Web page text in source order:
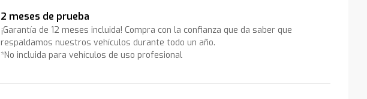
2 meses de prueba
¡Garantía de 12 meses incluida! Compra con la confianza que da saber que
respaldamos nuestros vehículos durante todo un año.
*No incluida para vehículos de uso profesional